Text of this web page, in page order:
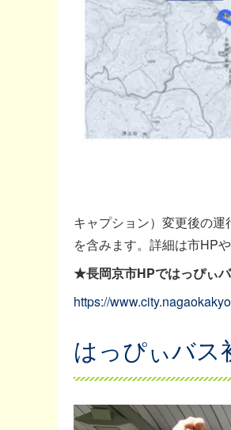
キャプション）変更後の
を含みます。詳細は市HP
★長岡京市HPではっぴぃ
https://
はっぴぃバス